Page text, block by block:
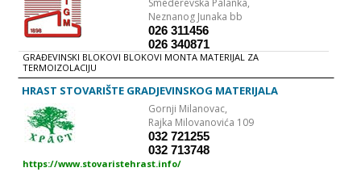
GRAĐEVINSKI MATERIJAL: CIGLA, CEMENT, KROVNI POKRIVAČI,
MINERALNA VUNA, GIPS, GIPSANE PLOČE...
Neznanog Junaka bb
026 311456
026 340871
GRAĐEVINSKI BLOKOVI BLOKOVI MONTA MATERIJAL ZA
TERMOIZOLACIJU
HRAST STOVARIŠTE GRADJEVINSKOG MATERIJALA
Gornji Milanovac,
Rajka Milovanovića 109
032 721255
032 713748
https://www.stovaristehrast.info/